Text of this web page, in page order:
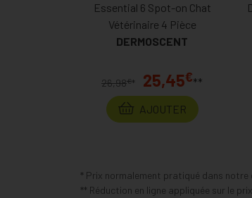
Essential 6 Spot-on Chat
Vétérinaire 4 Pièce
DERMOSCENT
26,98€* 25,45€**
AJOUTER
* Prix normalement pratiqué dans notre
** Réduction en ligne appliquée sur le